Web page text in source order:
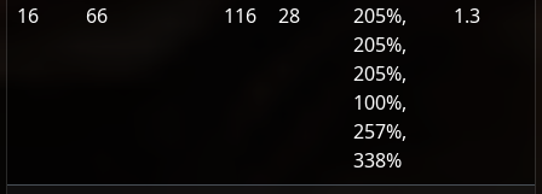
16 66 116 28
205%,
205%,
205%,
100%,
257%,
338%
1.3